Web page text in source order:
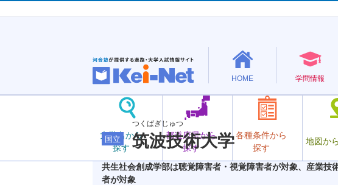
HOME 学問情報
大学名から
探す
都道府県から
探す
各種条件から
探す
地図か
国立
つくばぎじゅつ
筑波技術大学
共生社会創成学部は聴覚障害者・視覚障害者が対象、産業
者が対象